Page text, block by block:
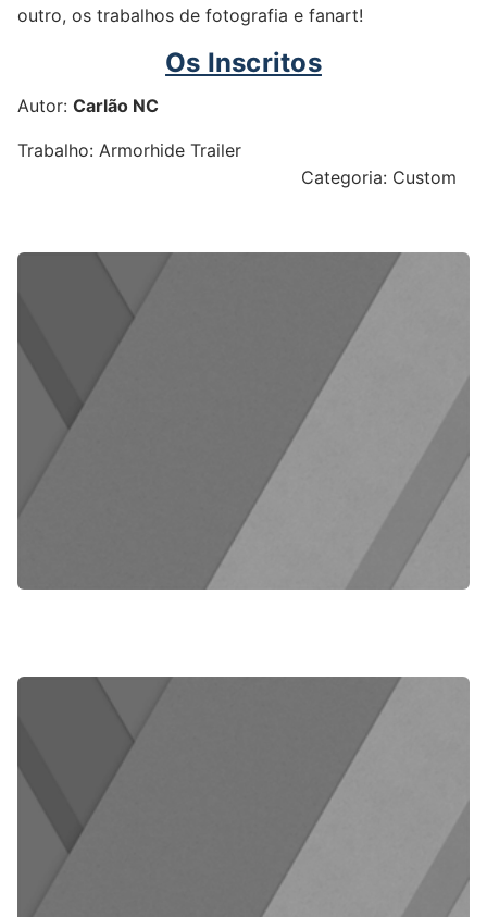
outro, os trabalhos de fotografia e fanart!
Os Inscritos
Autor: Carlão NC
Trabalho: Armorhide Trailer
Categoria: Custom